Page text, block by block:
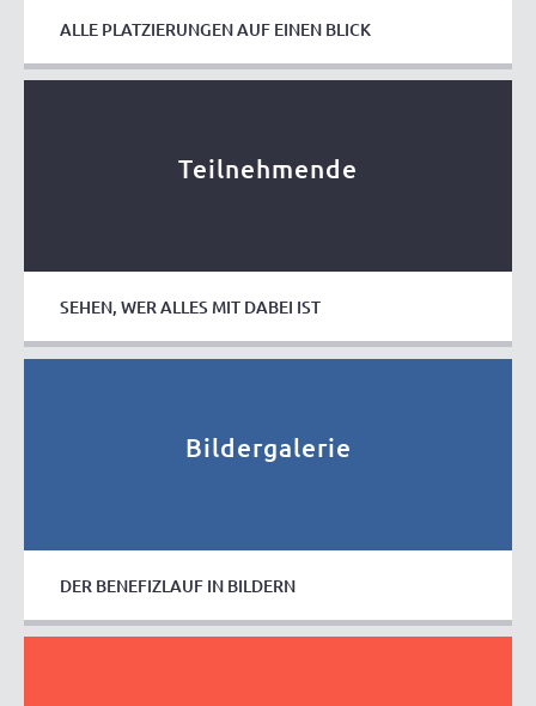
ALLE PLATZIERUNGEN AUF EINEN BLICK
Teilnehmende
SEHEN, WER ALLES MIT DABEI IST
Bildergalerie
DER BENEFIZLAUF IN BILDERN